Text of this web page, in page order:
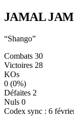
JAMAL
“Shango”
Combats 30
Victoires 28
KOs
0 (0%)
Défaites 2
Nuls 0
Codex sync : 6